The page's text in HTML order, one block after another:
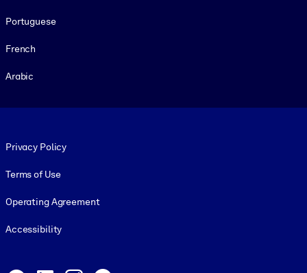
Portuguese
French
Arabic
Privacy Policy
Terms of Use
Operating Agreement
Accessibility